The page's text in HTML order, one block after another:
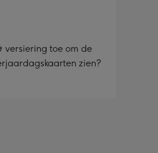
versiering toe om de
zien?